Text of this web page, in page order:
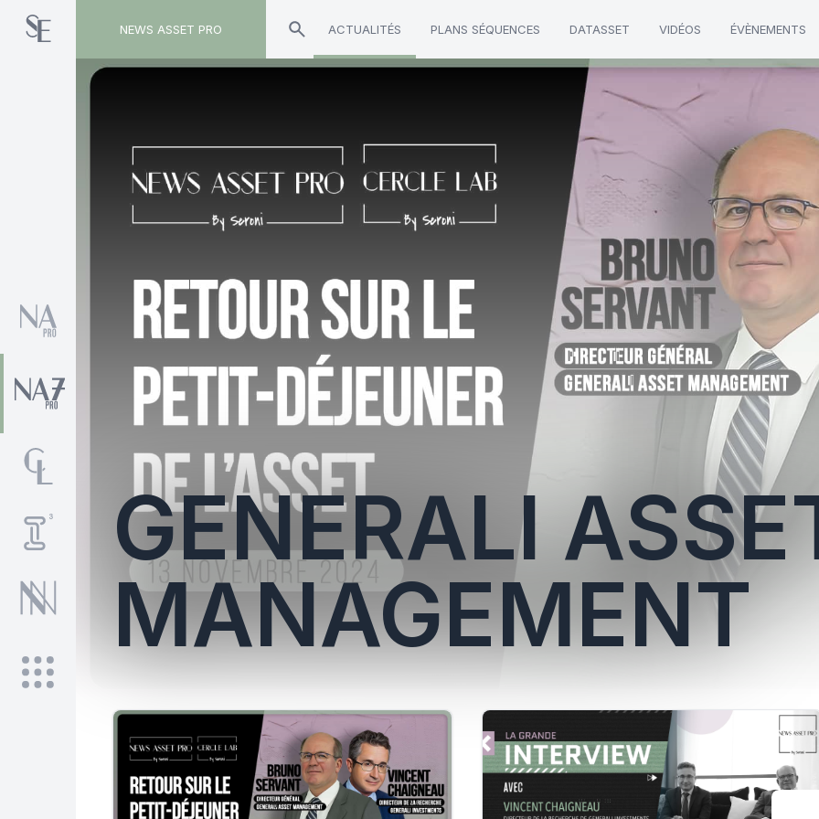
NEWS ASSET PRO ACTUALITÉS PLANS SÉQUENCES DATASSET VIDÉOS ÉVÈNEMENTS
Toute l'actualité sur le tag "Generali Asset Management"
GENERALI
MANAGEMENT